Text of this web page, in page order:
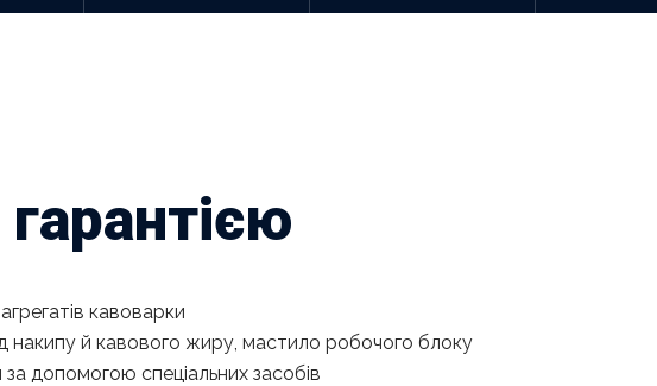
кавоварки
накипу й кавового жиру, мастило робочого блоку
допомогою спеціальних засобів